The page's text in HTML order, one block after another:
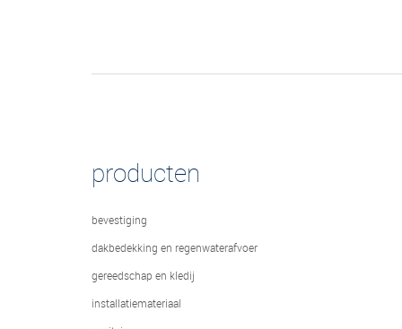
producten
bevestiging
dakbedekking en regenwaterafvoer
gereedschap en kledij
installatiemateriaal